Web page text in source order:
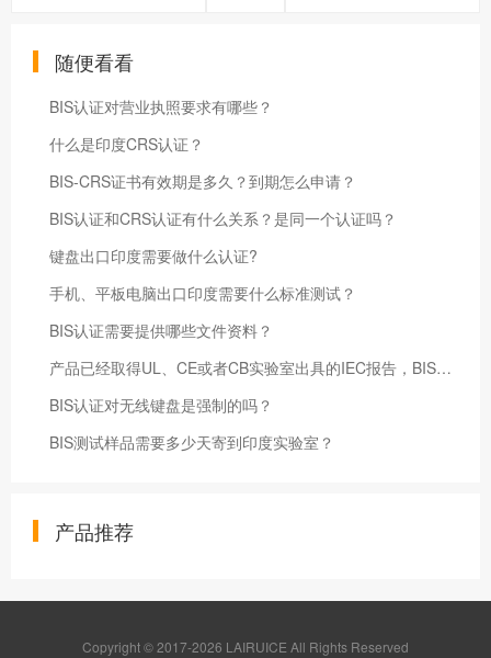
随便看看
BIS认证对营业执照要求有哪些？
什么是印度CRS认证？
BIS-CRS证书有效期是多久？到期怎么申请？
BIS认证和CRS认证有什么关系？是同一个认证吗？
键盘出口印度需要做什么认证?
手机、平板电脑出口印度需要什么标准测试？
BIS认证需要提供哪些文件资料？
产品已经取得UL、CE或者CB实验室出具的IEC报告，BIS认证是否还需要提交样品测试？
BIS认证对无线键盘是强制的吗？
BIS测试样品需要多少天寄到印度实验室？
产品推荐
Copyright © 2017-2026 LAIRUICE All Rights Reserved